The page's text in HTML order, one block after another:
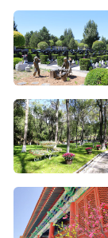
禧碑传递喜庆
显尊贵身份。
其中，万
设计更加精美
与尊崇感。
2.祭扫路线
由于梁格
清明节来临之